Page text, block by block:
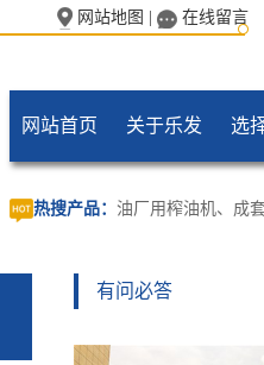
网站地图 在线留言
网站首页 关于乐发 选
热搜产品： 油厂用榨油机、 成
有问必答